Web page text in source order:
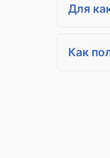
Для
Как